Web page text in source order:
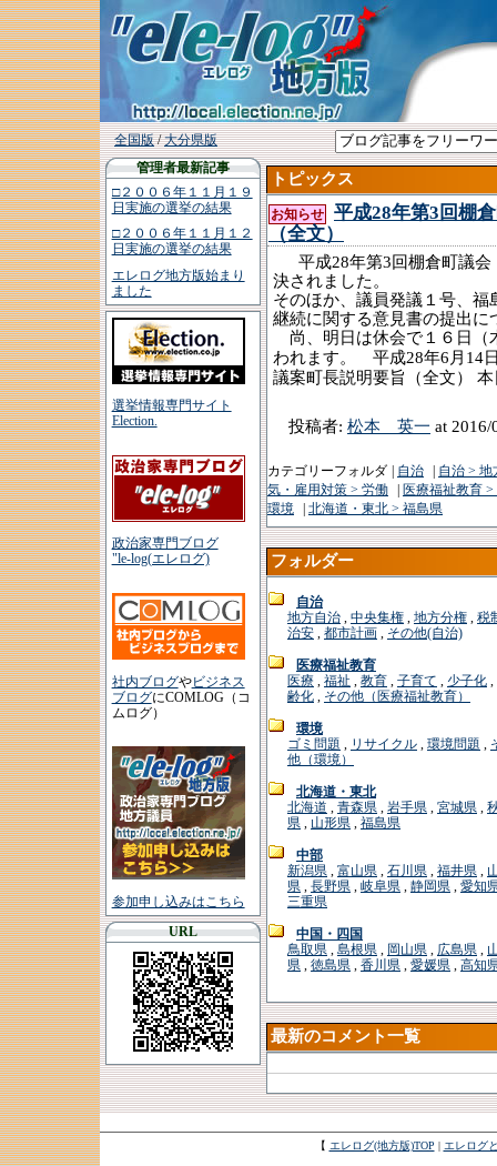
全国版/大分県版
管理者最新記事
□２００６年１１月１９
日実施の選挙の結果
□２００６年１１月１２
日実施の選挙の結果
エレログ地方版始まり
ました
選挙情報専門サイト
Election.
政治家専門ブログ
"le-log(エレログ)
社内ブログやビジネス
ブログにCOMLOG（コ
ムログ）
参加申し込みはこちら
URL
トピックス
お知らせ
平成28年第3回棚
（全文）
平成28年第3回棚倉町議
決されました。
そのほか、議員発議１号、
継続に関する意見書の提出
尚、明日は休会で１６日（
われます。
平成28年6月 14
議案町長説明要旨（全文）
投稿者: 松本 英一 at 2016/
カテゴリーフォルダ 自治
自治 > 地
気・雇用対策 > 労働
医療福祉教育 >
環境
北海道・東北 > 福島県
フォルダー
自治
地方自治 , 中央集権 , 地方分権 , 税
治安 , 都市計画 , その他(自治)
医療福祉教育
医療 , 福祉 , 教育 , 子育て , 少子化 ,
齢化 , その他（医療福祉教育）
環境
ゴミ問題 , リサイクル , 環境問題 ,
他（環境）
北海道・東北
北海道 , 青森県 , 岩手県 , 宮城県 ,
県 , 山形県 , 福島県
中部
新潟県 , 富山県 , 石川県 , 福井県 ,
県 , 長野県 , 岐阜県 , 静岡県 , 愛知
三重県
中国・四国
鳥取県 , 島根県 , 岡山県 , 広島県 ,
県 , 徳島県 , 香川県 , 愛媛県 , 高知
最新のコメント一覧
【 エレログ(地方版)TOP | エレログ